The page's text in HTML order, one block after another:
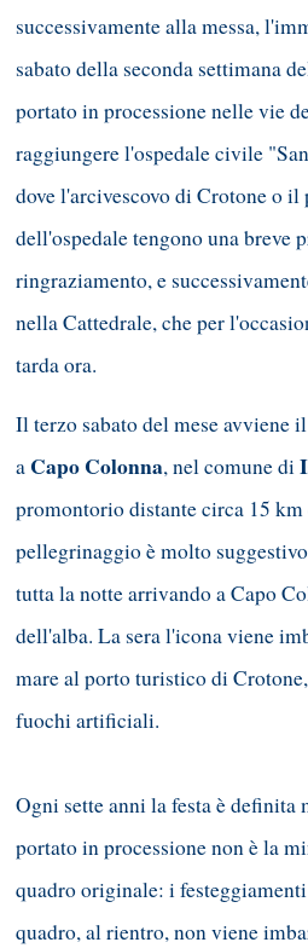
successivamente alla messa,
sabato della seconda settimana
portato in processione nelle vie
raggiungere l'ospedale civile
dove l'arcivescovo di Crotone o
dell'ospedale tengono una breve
ringraziamento, e
nella Cattedrale, che per
tarda ora.
Il terzo sabato del mese avviene
a Capo Colonna, nel comune di
promontorio distante circa 15
pellegrinaggio è molto
tutta la notte arrivando a Capo
dell'alba. La sera l'icona viene
mare al porto turistico di
fuochi artificiali.
Ogni sette anni la festa è definita
portato in processione non è la
quadro originale: i
quadro, al rientro, non viene